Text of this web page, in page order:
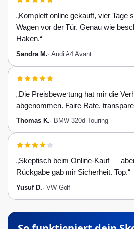
„Komplett online gekauft, vier Tage
Wagen vor der Tür. Genau wie
Haken.“
Sandra M.· Audi A4 Avant
„Die Preisbewertung hat mir die
abgenommen. Faire Rate,
Thomas K.· BMW 320d Touring
„Skeptisch beim Online-Kauf —
Rückgabe gab mir Sicherheit. Top.“
Yusuf D.· VW Golf